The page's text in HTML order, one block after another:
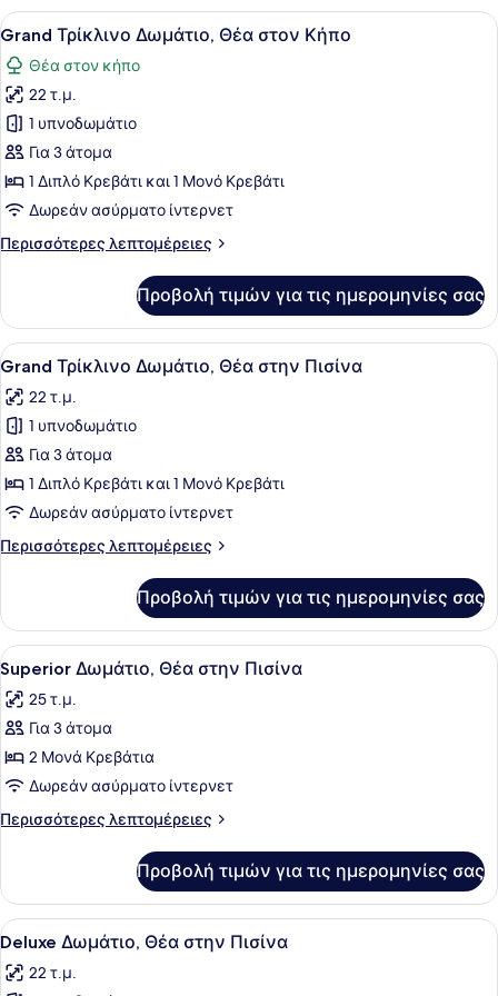
Θέα
στον
Προβολή
όλων
των
φωτογραφιών
για
Grand
Τρίκλινο
Δωμάτιο,
στον
Ένα σύγχρονο δωμάτιο
7
Grand Τρίκλινο Δωμάτιο, Θέα στον Κήπο
Θέα στον κήπο
22 τ.μ.
1 υπνοδωμάτιο
Για 3 άτομα
1 Διπλό Κρεβάτι και 1 Μονό Κρεβάτι
Δωρεάν ασύρματο ίντερνετ
Περισσότερες λεπτομέρειες
Περισσότερες
Τρίκλινο
Δωμάτιο,
Θέα
Κήπο
Προβολή τιμών για τις ημερομηνίες σας
Προβολή
όλων
των
φωτογραφιών
για
Grand
Τρίκλινο
Θέα
Ένα σύγχρονο δωμάτιο
8
Grand Τρίκλινο Δωμάτιο, Θέα στην Πισίνα
22 τ.μ.
1 υπνοδωμάτιο
Για 3 άτομα
1 Διπλό Κρεβάτι και 1 Μονό Κρεβάτι
Δωρεάν ασύρματο ίντερνετ
Περισσότερες λεπτομέρειες
Περισσότερες
Τρίκλινο
Δωμάτιο,
Θέα
στην
Πισίνα
Προβολή τιμών για τις ημερομηνίες σας
Προβολή
όλων
των
φωτογραφιών
για
Superior
Δωμάτιο,
Θέα
Πισίνα
Ένα δωμάτιο ξενοδοχείου με ένα
7
Superior Δωμάτιο, Θέα στην Πισίνα
25 τ.μ.
Για 3 άτομα
2 Μονά Κρεβάτια
Δωρεάν ασύρματο ίντερνετ
Περισσότερες λεπτομέρειες
Περισσότερες
Δωμάτιο,
Θέα
στην
Προβολή τιμών για τις ημερομηνίες σας
Προβολή
όλων
των
Ένα δωμάτιο ξενοδοχείου με δύο
11
Deluxe Δωμάτιο, Θέα στην Πισίνα
22 τ.μ.